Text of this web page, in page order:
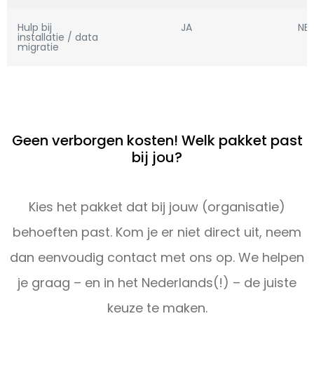
Hulp bij
installatie / data
migratie
JA NEE
Geen verborgen kosten! Welk pakket past
bij jou?
Kies het pakket dat bij jouw (organisatie)
behoeften past. Kom je er niet direct uit, neem
dan eenvoudig contact met ons op. We helpen
je graag – en in het Nederlands(!) – de juiste
keuze te maken.